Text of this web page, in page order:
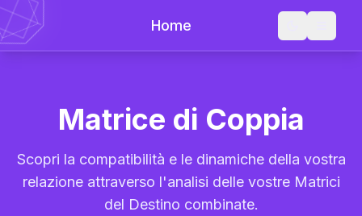
Home
Matrice di Coppia
Scopri la compatibilità e le dinamiche della vostra
relazione attraverso l'analisi delle vostre Matrici
del Destino combinate.